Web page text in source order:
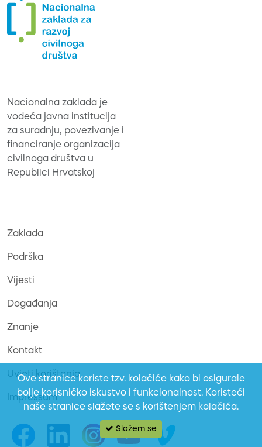
Ove stranice koriste tzv. kolačiće kako bi osigurale
bolje korisničko iskustvo i funkcionalnost. Koristeći
naše stranice slažete se s korištenjem kolačića.
Slažem se
Nacionalna zaklada je
vodeća javna institucija
za suradnju, povezivanje i
financiranje organizacija
civilnoga društva u
Republici Hrvatskoj
Zaklada
Podrška
Vijesti
Događanja
Znanje
Kontakt
Uvjeti korištenja
Impressum